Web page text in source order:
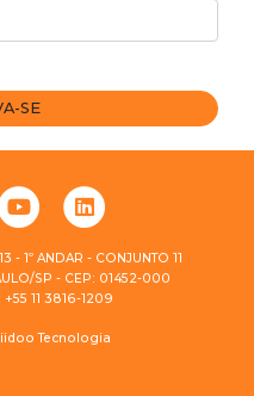
SE
- 1º ANDAR - CONJUNTO 11
SP - CEP: 01452-000
11 3816-1209
Tecnologia